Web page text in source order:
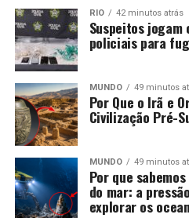
RIO 42 minutos atrás
Suspeitos
policiais para
MUNDO 49 minutos
Por Que o Irã e
Civilização Pré-
MUNDO 49 minutos
Por que
do mar: a
explorar os